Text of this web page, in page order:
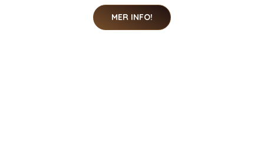
MER INFO!